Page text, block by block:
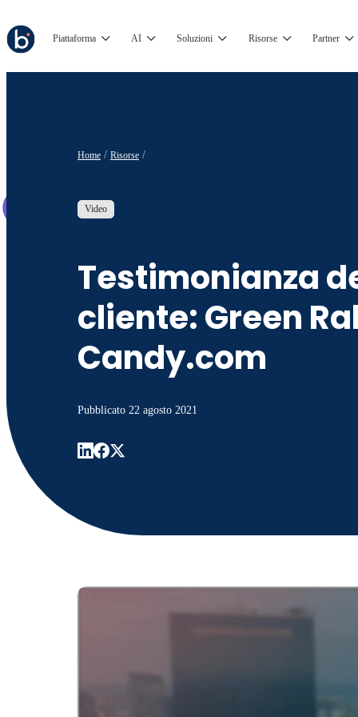
Piattaforma AI Soluzioni Risorse Partner
Home Risorse
Video
Testimonianza
cliente: Green
Candy.com
Pubblicato 22 agosto 2021